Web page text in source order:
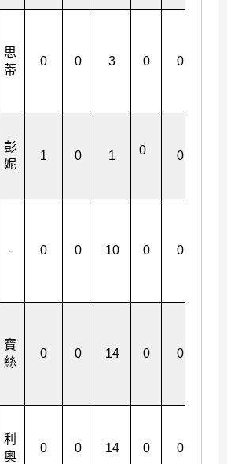
思
蒂
0 0 3 0 0
彭
妮
1 0 1 0 0
- 0 0 10 0 0
寶
絲
0 0 14 0 0
利
奧
0 0 14 0 0